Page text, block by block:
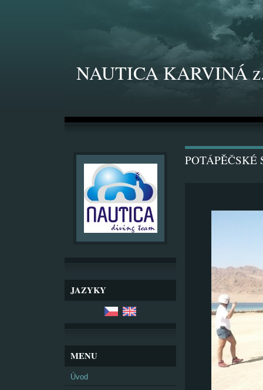
NAUTICA KARVINÁ
JAZYKY
MENU
Úvod
POTÁPĚČSKÉ